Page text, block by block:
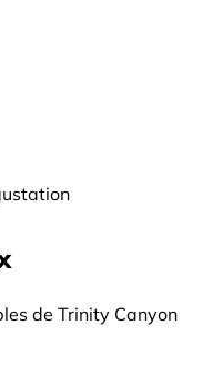
de Trinity Canyon